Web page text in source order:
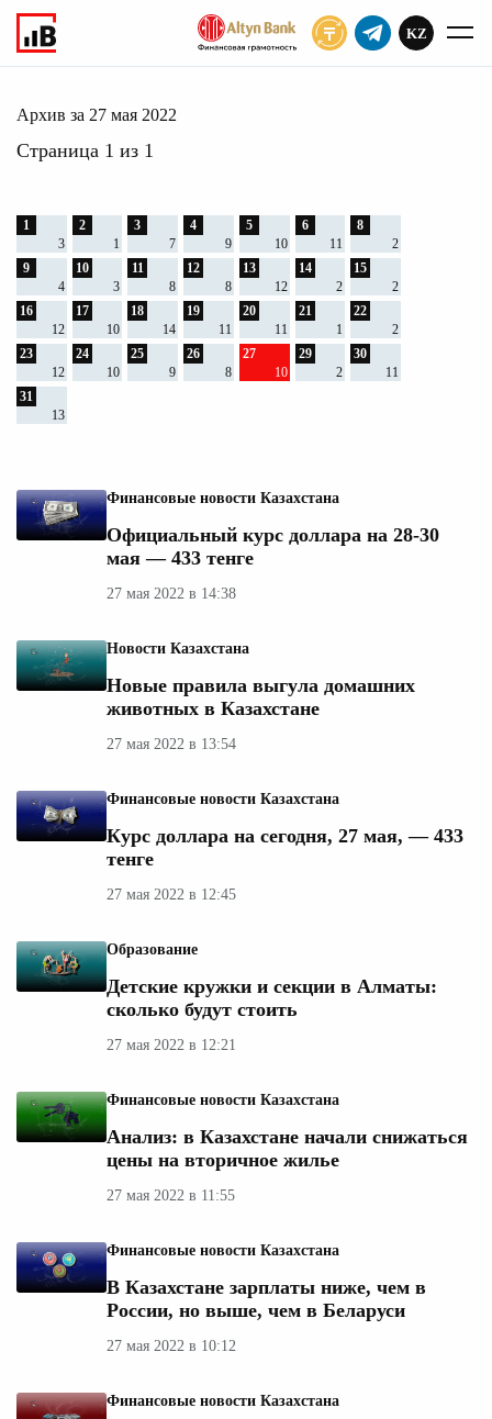
KZ
Главное 2022 мая 2022
Архив за 27 мая 2022
Страница 1 из 1
Финансовые новости Казахстана
Официальный курс доллара на 28-30
мая — 433 тенге
27 мая 2022 в 14:38
Новости Казахстана
Новые правила выгула домашних
животных в Казахстане
27 мая 2022 в 13:54
Финансовые новости Казахстана
Курс доллара на сегодня, 27 мая, — 433
тенге
27 мая 2022 в 12:45
Образование
Детские кружки и секции в Алматы:
сколько будут стоить
27 мая 2022 в 12:21
Финансовые новости Казахстана
Анализ: в Казахстане начали снижаться
цены на вторичное жилье
27 мая 2022 в 11:55
Финансовые новости Казахстана
В Казахстане зарплаты ниже, чем в
России, но выше, чем в Беларуси
27 мая 2022 в 10:12
Финансовые новости Казахстана
1
3
2
1
3
7
4
9
5
10
6
11
8
2
9
4
10
3
11
8
12
8
13
12
14
2
15
2
16
12
17
10
18
14
19
11
20
11
21
1
22
2
23
12
24
10
25
9
26
8
27
10
29
2
30
11
31
13